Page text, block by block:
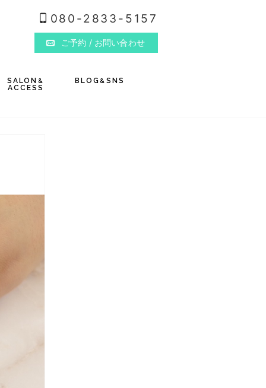
080-2833-5157
ご予約 / お問い合わせ
SALON &
ACCESS
BLOG & SNS